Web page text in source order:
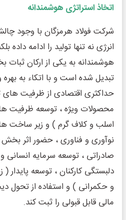
اتخاذ استراتژی هوشمندانه
شرکت فولاد هرمزگان با وجود
انرژی نه تنها تولید را ادامه داده
هوشمندانه به یکی از ارکان ثبات
تبدیل شده است و با اتکاء به بهره
حداکثری اقتصادی از ظرفیت های
محصولات ویژه ، توسعه ظرفیت
اسلب و کلاف گرم ) و زیر ساخت
نوآوری و فناوری ، حضور اثر
صادراتی ، توسعه سرمایه انسانی
دلبستگی کارکنان ، توسعه
و حکمرانی ) و استفاده از تحول
مالی قابل قبولی را ثبت کند.